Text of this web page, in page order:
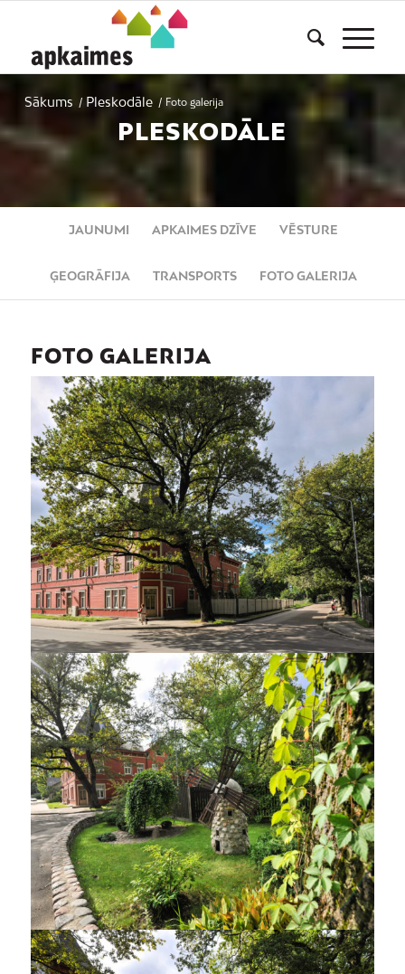
Sākums / Pleskodāle / Foto galerija
PLESKODĀLE
JAUNUMI APKAIMES DZĪVE VĒSTURE
ĢEOGRĀFIJA TRANSPORTS FOTO GALERIJA
FOTO GALERIJA